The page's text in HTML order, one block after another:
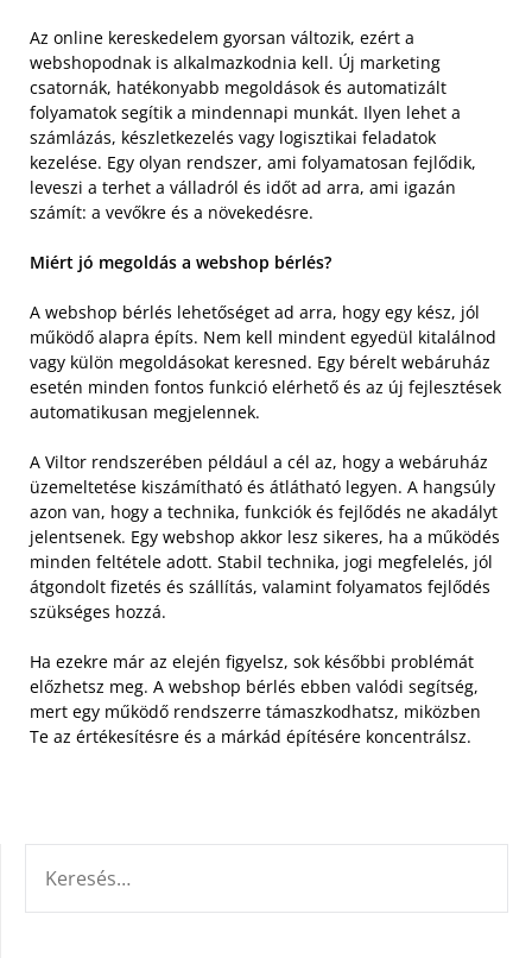
Az online kereskedelem gyorsan változik, ezért a
webshopodnak is alkalmazkodnia kell. Új marketing
csatornák, hatékonyabb megoldások és automatizált
folyamatok segítik a mindennapi munkát. Ilyen lehet a
számlázás, készletkezelés vagy logisztikai feladatok
kezelése. Egy olyan rendszer, ami folyamatosan fejlődik,
leveszi a terhet a válladról és időt ad arra, ami igazán
számít: a vevőkre és a növekedésre.
Miért jó megoldás a webshop bérlés?
A webshop bérlés lehetőséget ad arra, hogy egy kész, jól
működő alapra építs. Nem kell mindent egyedül kitalálnod
vagy külön megoldásokat keresned. Egy bérelt webáruház
esetén minden fontos funkció elérhető és az új fejlesztések
automatikusan megjelennek.
A Viltor rendszerében például a cél az, hogy a webáruház
üzemeltetése kiszámítható és átlátható legyen. A hangsúly
azon van, hogy a technika, funkciók és fejlődés ne akadályt
jelentsenek. Egy webshop akkor lesz sikeres, ha a működés
minden feltétele adott. Stabil technika, jogi megfelelés, jól
átgondolt fizetés és szállítás, valamint folyamatos fejlődés
szükséges hozzá.
Ha ezekre már az elején figyelsz, sok későbbi problémát
előzhetsz meg. A webshop bérlés ebben valódi segítség,
mert egy működő rendszerre támaszkodhatsz, miközben
Te az értékesítésre és a márkád építésére koncentrálsz.